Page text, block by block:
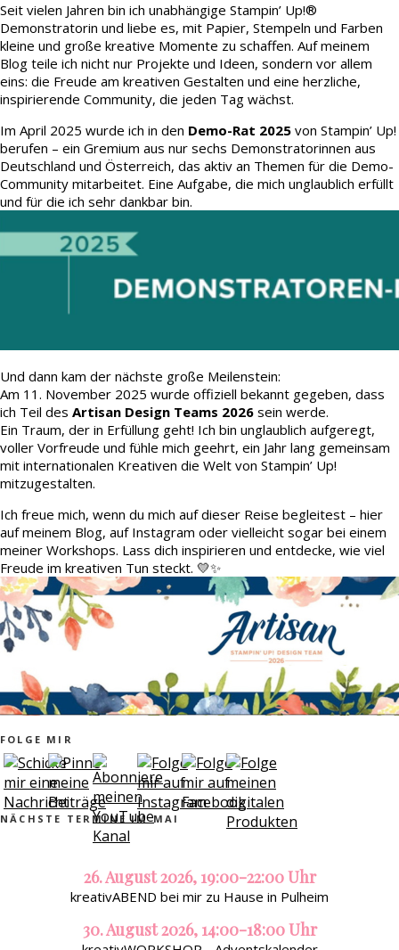
Seit vielen Jahren bin ich unabhängige Stampin’ Up!®
Demonstratorin und liebe es, mit Papier, Stempeln und Farben
kleine und große kreative Momente zu schaffen. Auf meinem
Blog teile ich nicht nur Projekte und Ideen, sondern vor allem
eins: die Freude am kreativen Gestalten und eine herzliche,
inspirierende Community, die jeden Tag wächst.
Im April 2025 wurde ich in den Demo-Rat 2025 von Stampin’ Up!
berufen – ein Gremium aus nur sechs Demonstratorinnen aus
Deutschland und Österreich, das aktiv an Themen für die Demo-
Community mitarbeitet. Eine Aufgabe, die mich unglaublich erfüllt
und für die ich sehr dankbar bin.
Und dann kam der nächste große Meilenstein:
Am 11. November 2025 wurde offiziell bekannt gegeben, dass
ich Teil des Artisan Design Teams 2026 sein werde.
Ein Traum, der in Erfüllung geht! Ich bin unglaublich aufgeregt,
voller Vorfreude und fühle mich geehrt, ein Jahr lang gemeinsam
mit internationalen Kreativen die Welt von Stampin’ Up!
mitzugestalten.
Ich freue mich, wenn du mich auf dieser Reise begleitest – hier
auf meinem Blog, auf Instagram oder vielleicht sogar bei einem
meiner Workshops. Lass dich inspirieren und entdecke, wie viel
Freude im kreativen Tun steckt. 💛✨
FOLGE MIR
NÄCHSTE TERMINE IM MAI
26. August 2026, 19:00-22:00 Uhr
kreativABEND bei mir zu Hause in Pulheim
30. August 2026, 14:00-18:00 Uhr